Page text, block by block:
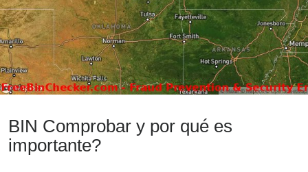
BIN Comprobar y por qué es
importante?